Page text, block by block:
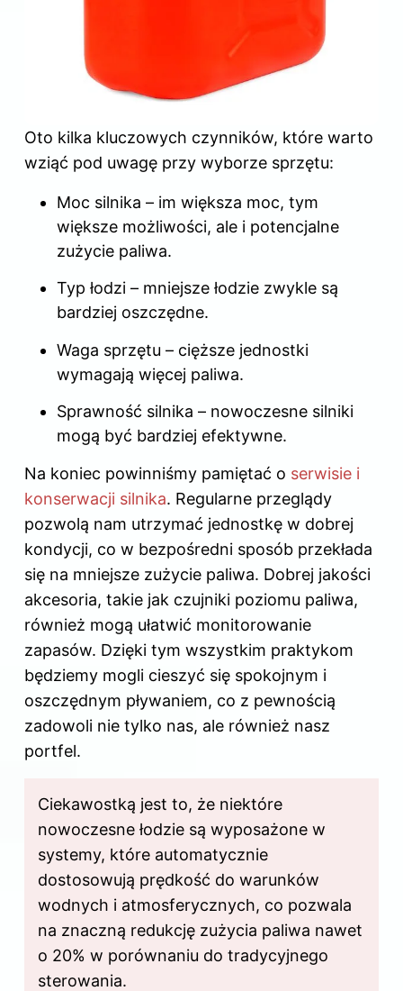
Oto kilka kluczowych czynników, które warto
wziąć pod uwagę przy wyborze sprzętu:
Moc silnika – im większa moc, tym
większe możliwości, ale i potencjalne
zużycie paliwa.
Typ łodzi – mniejsze łodzie zwykle są
bardziej oszczędne.
Waga sprzętu – cięższe jednostki
wymagają więcej paliwa.
Sprawność silnika – nowoczesne silniki
mogą być bardziej efektywne.
Na koniec powinniśmy pamiętać o serwisie i
konserwacji silnika. Regularne przeglądy
pozwolą nam utrzymać jednostkę w dobrej
kondycji, co w bezpośredni sposób przekłada
się na mniejsze zużycie paliwa. Dobrej jakości
akcesoria, takie jak czujniki poziomu paliwa,
również mogą ułatwić monitorowanie
zapasów. Dzięki tym wszystkim praktykom
będziemy mogli cieszyć się spokojnym i
oszczędnym pływaniem, co z pewnością
zadowoli nie tylko nas, ale również nasz
portfel.
Ciekawostką jest to, że niektóre
nowoczesne łodzie są wyposażone w
systemy, które automatycznie
dostosowują prędkość do warunków
wodnych i atmosferycznych, co pozwala
na znaczną redukcję zużycia paliwa nawet
o 20% w porównaniu do tradycyjnego
sterowania.